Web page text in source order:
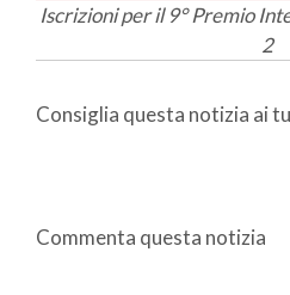
Iscrizioni per il 9° Premio
2
Consiglia questa notizia ai
Commenta questa notizia